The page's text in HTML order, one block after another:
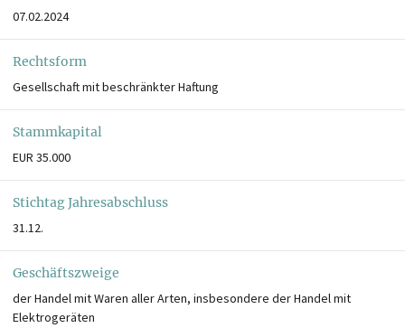
07.02.2024
Rechtsform
Gesellschaft mit beschränkter Haftung
Stammkapital
EUR 35.000
Stichtag Jahresabschluss
31.12.
Geschäftszweige
der Handel mit Waren aller Arten, insbesondere der Handel mit
Elektrogeräten